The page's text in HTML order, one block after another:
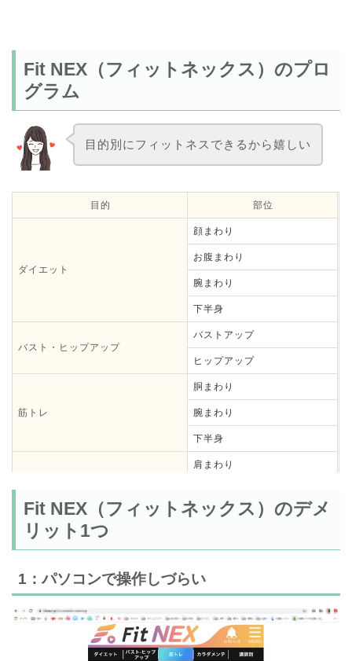
Fit NEX（フィットネックス）のプロ
グラム
目的別にフィットネスできるから嬉しい
目的 部位
ダイエット
顔まわり
お腹まわり
腕まわり
下半身
バスト・ヒップアップ
バストアップ
ヒップアップ
筋トレ
胴まわり
腕まわり
下半身
肩まわり
下半身
Fit NEX（フィットネックス）のデメ
リット1つ
1：パソコンで操作しづらい